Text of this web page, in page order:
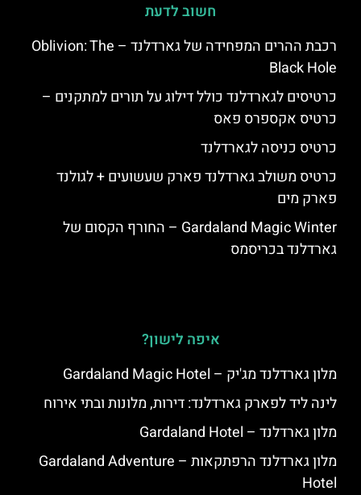
חשוב לדעת
רכבת ההרים המפחידה של גארדלנד – Oblivion: The
Black Hole
כרטיסים לגארדלנד כולל דילוג על תורים למתקנים –
כרטיס אקספרס פאס
כרטיס כניסה לגארדלנד
כרטיס משולב גארדלנד פארק שעשועים + לגולנד
פארק מים
Gardaland Magic Winter – החורף הקסום של
גארדלנד בכריסמס
איפה לישון?
מלון גארדלנד מג'יק – Gardaland Magic Hotel
לינה ליד לפארק גארדלנד: דירות, מלונות ובתי אירוח
מלון גארדלנד – Gardaland Hotel
מלון גארדלנד הרפתקאות – Gardaland Adventure
Hotel